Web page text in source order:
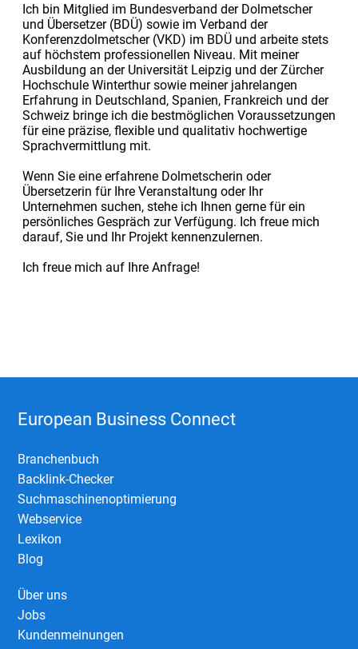
Ich bin Mitglied im Bundesverband der Dolmetscher
und Übersetzer (BDÜ) sowie im Verband der
Konferenzdolmetscher (VKD) im BDÜ und arbeite stets
auf höchstem professionellen Niveau. Mit meiner
Ausbildung an der Universität Leipzig und der Zürcher
Hochschule Winterthur sowie meiner jahrelangen
Erfahrung in Deutschland, Spanien, Frankreich und der
Schweiz bringe ich die bestmöglichen Voraussetzungen
für eine präzise, flexible und qualitativ hochwertige
Sprachvermittlung mit.
Wenn Sie eine erfahrene Dolmetscherin oder
Übersetzerin für Ihre Veranstaltung oder Ihr
Unternehmen suchen, stehe ich Ihnen gerne für ein
persönliches Gespräch zur Verfügung. Ich freue mich
darauf, Sie und Ihr Projekt kennenzulernen.
Ich freue mich auf Ihre Anfrage!
European Business Connect
Branchenbuch
Backlink-Checker
Suchmaschinenoptimierung
Webservice
Lexikon
Blog
Über uns
Jobs
Kundenmeinungen